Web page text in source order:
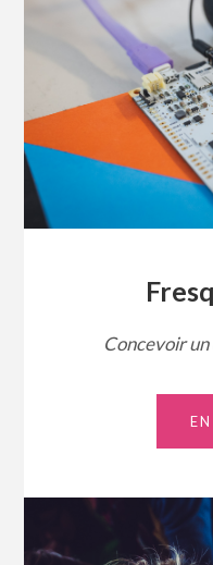
Concevoir